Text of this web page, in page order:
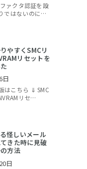
ァクタ認証を設
ではないのに…
やすくSMCリ
リセットを
日
はこちら ⇓ SMC
リセ…
怪しいメール
きた時に見破
方法
日